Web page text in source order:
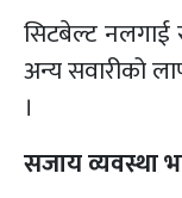
सिटबेल्ट नलगाई
अन्य सवारीको
।
सजाय व्यवस्था